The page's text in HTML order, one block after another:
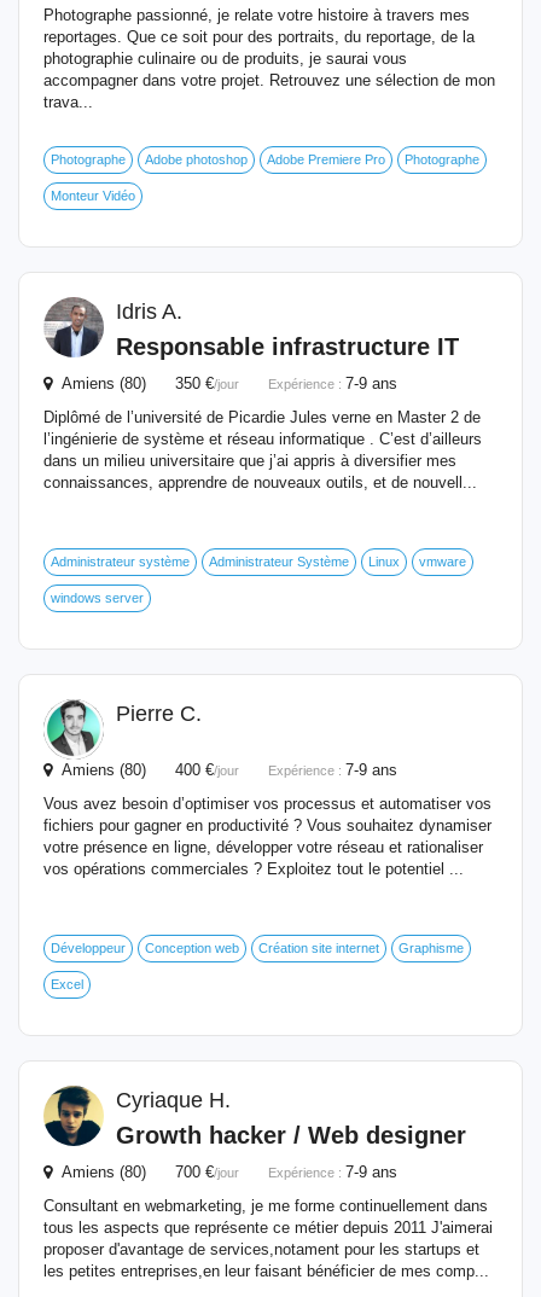
Photographe passionné, je relate votre histoire à travers mes
reportages. Que ce soit pour des portraits, du reportage, de la
photographie culinaire ou de produits, je saurai vous
accompagner dans votre projet. Retrouvez une sélection de mon
trava...
Photographe Adobe photoshop Adobe Premiere Pro Photographe
Monteur Vidéo
Idris A.
Responsable infrastructure IT
Amiens (80) 350 €/jour Expérience : 7-9 ans
Diplômé de l’université de Picardie Jules verne en Master 2 de
l’ingénierie de système et réseau informatique . C’est d’ailleurs
dans un milieu universitaire que j’ai appris à diversifier mes
connaissances, apprendre de nouveaux outils, et de nouvell...
Administrateur système Administrateur Système Linux vmware
windows server
Pierre C.
Amiens (80) 400 €/jour Expérience : 7-9 ans
Vous avez besoin d’optimiser vos processus et automatiser vos
fichiers pour gagner en productivité ? Vous souhaitez dynamiser
votre présence en ligne, développer votre réseau et rationaliser
vos opérations commerciales ? Exploitez tout le potentiel ...
Développeur Conception web Création site internet Graphisme
Excel
Cyriaque H.
Growth hacker / Web designer
Amiens (80) 700 €/jour Expérience : 7-9 ans
Consultant en webmarketing, je me forme continuellement dans
tous les aspects que représente ce métier depuis 2011 J'aimerai
proposer d'avantage de services,notament pour les startups et
les petites entreprises,en leur faisant bénéficier de mes comp...